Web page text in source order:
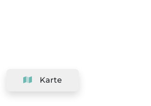
Karte